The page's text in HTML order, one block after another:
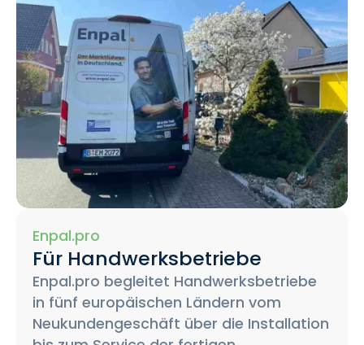
Enpal.pro
Für Handwerksbetriebe
Enpal.pro begleitet Handwerksbetriebe
in fünf europäischen Ländern vom
Neukundengeschäft über die Installation